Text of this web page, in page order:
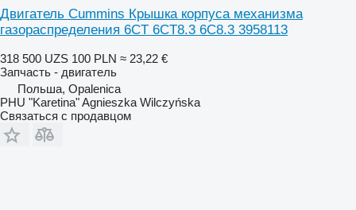
Двигатель Cummins Крышка корпуса механизма
газораспределения 6CT 6CT8.3 6C8.3 3958113
318 500 UZS 100 PLN ≈ 23,22 €
Запчасть - двигатель
Польша, Opalenica
PHU "Karetina" Agnieszka Wilczyńska
Связаться с продавцом